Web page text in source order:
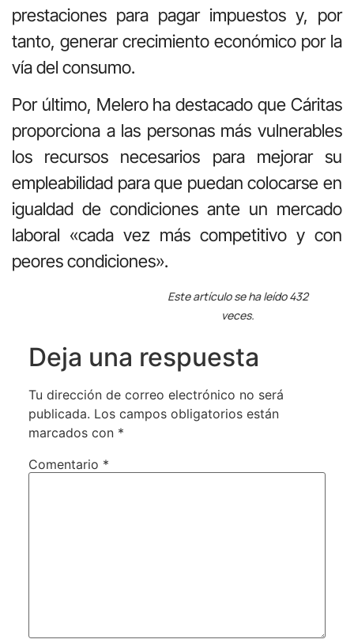
prestaciones para pagar impuestos y, por
tanto, generar crecimiento económico por la
vía del consumo.
Por último, Melero ha destacado que Cáritas
proporciona a las personas más vulnerables
los recursos necesarios para mejorar su
empleabilidad para que puedan colocarse en
igualdad de condiciones ante un mercado
laboral «cada vez más competitivo y con
peores condiciones».
Este artículo se ha leído 432
veces.
Deja una respuesta
Tu dirección de correo electrónico no será
publicada. Los campos obligatorios están
marcados con *
Comentario *